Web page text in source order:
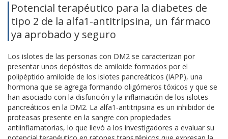
Potencial terapéutico para la diabetes de
tipo 2 de la alfa1-antitripsina, un fármaco
ya aprobado y seguro
Los islotes de las personas con DM2 se caracterizan por
presentar unos depósitos de amiloide formados por el
polipéptido amiloide de los islotes pancreáticos (IAPP), una
hormona que se agrega formando oligómeros tóxicos y que se
han asociado con la disfunción y la inflamación de los islotes
pancreáticos en la DM2. La alfa1-antitripsina es un inhibidor de
proteasas presente en la sangre con propiedades
antiinflamatorias, lo que llevó a los investigadores a evaluar su